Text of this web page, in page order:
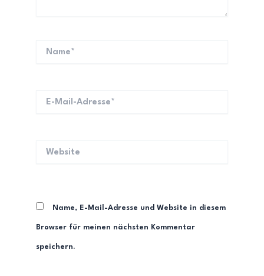
Name, E-Mail-Adresse und Website in diesem
Browser für meinen nächsten Kommentar
speichern.